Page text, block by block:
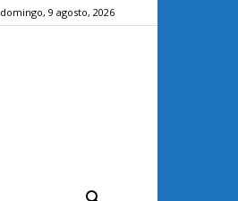
domingo, 9 agosto, 2026